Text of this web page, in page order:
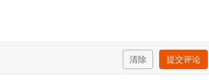
清除 提交评论